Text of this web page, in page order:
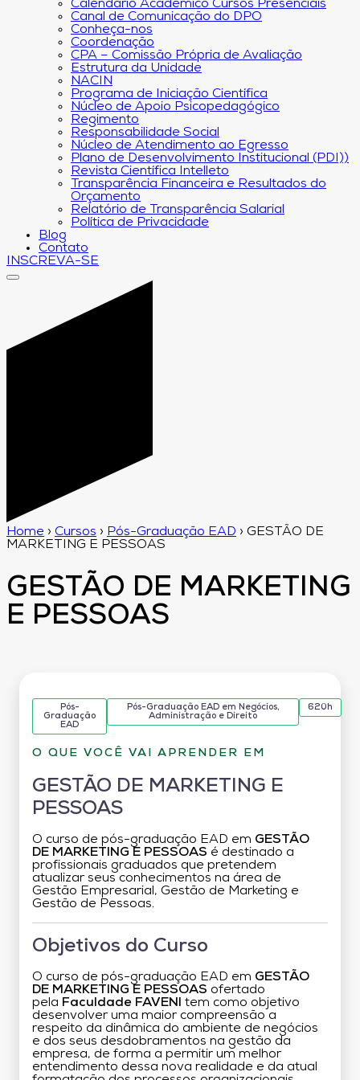
Calendário Acadêmico Cursos Presenciais
Canal de Comunicação do DPO
Conheça-nos
Coordenação
CPA – Comissão Própria de Avaliação
Estrutura da Unidade
NACIN
Programa de Iniciação Científica
Núcleo de Apoio Psicopedagógico
Regimento
Responsabilidade Social
Núcleo de Atendimento ao Egresso
Plano de Desenvolvimento Institucional (PDI))
Revista Científica Intelleto
Transparência Financeira e Resultados do
Orçamento
Relatório de Transparência Salarial
Política de Privacidade
Blog
Contato
INSCREVA-SE
Home › Cursos › Pós-Graduação EAD › GESTÃO DE
MARKETING E PESSOAS
GESTÃO DE MARKETING
E PESSOAS
Pós-
Graduação
EAD
Pós-Graduação EAD em Negócios,
Administração e Direito
620h
O QUE VOCÊ VAI APRENDER EM
GESTÃO DE MARKETING E
PESSOAS
O curso de pós-graduação EAD em GESTÃO
DE MARKETING E PESSOAS é destinado a
profissionais graduados que pretendem
atualizar seus conhecimentos na área de
Gestão Empresarial, Gestão de Marketing e
Gestão de Pessoas.
Objetivos do Curso
O curso de pós-graduação EAD em GESTÃO
DE MARKETING E PESSOAS ofertado
pela Faculdade FAVENI
tem como objetivo
desenvolver uma maior compreensão a
respeito da dinâmica do ambiente de negócios
e dos seus desdobramentos na gestão da
empresa, de forma a permitir um melhor
entendimento dessa nova realidade e da atual